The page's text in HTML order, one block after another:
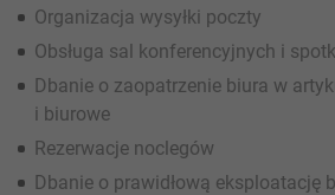
Organizacja wysyłki poczty
Obsługa sal konferencyjnych i
Dbanie o zaopatrzenie biura w
i biurowe
Rezerwacje noclegów
Dbanie o prawidłową eksploatację